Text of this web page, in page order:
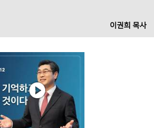
이권희 목사